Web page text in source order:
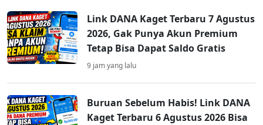
Link DANA Kaget Terbaru 7 Agustus
2026, Gak Punya Akun Premium
Tetap Bisa Dapat Saldo Gratis
9 jam yang lalu
Buruan Sebelum Habis! Link DANA
Kaget Terbaru 6 Agustus 2026 Bisa